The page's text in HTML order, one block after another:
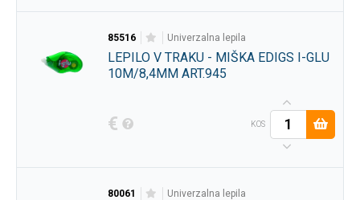
85516 univerzalna lepila
LEPILO V TRAKU - MIŠKA EDIGS I-GLU
10M/8,4MM ART.945
€ KOS
80061 univerzalna lepila